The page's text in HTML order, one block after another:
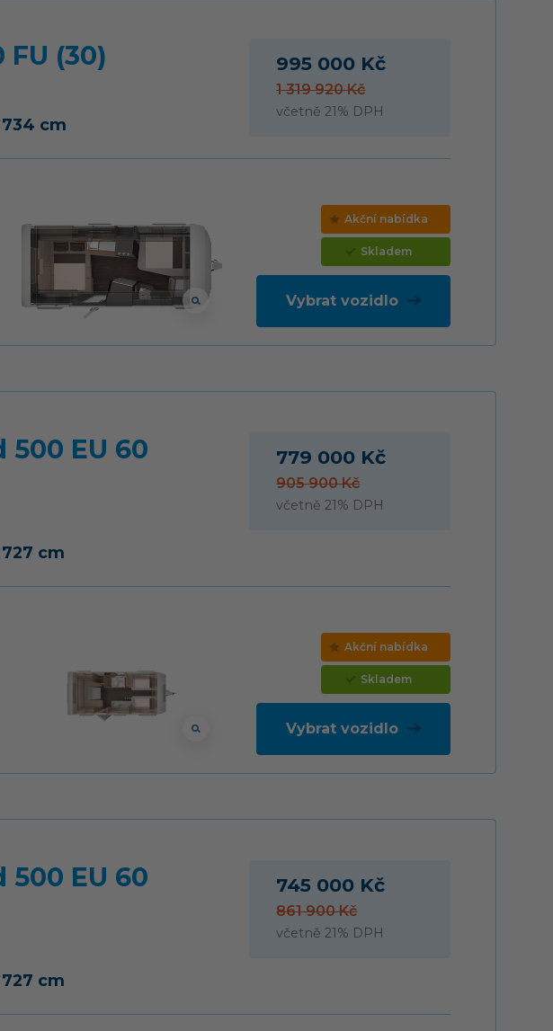
(30)
cm
995 000 Kč
1 319 920 Kč
včetně 21% DPH
Akční nabídka
Skladem
Vybrat vozidlo
EU 60
cm
779 000 Kč
905 900 Kč
včetně 21% DPH
Akční nabídka
Skladem
Vybrat vozidlo
EU 60
cm
745 000 Kč
861 900 Kč
včetně 21% DPH